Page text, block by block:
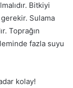
Bitkiyi
Sulama
Toprağın
fazla suyu
kolay!